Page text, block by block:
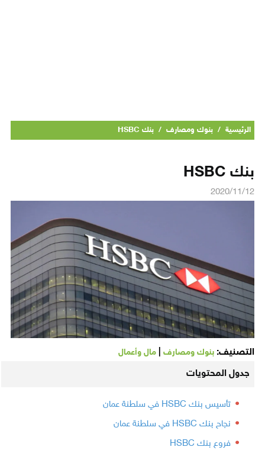
الرئيسية / بنوك ومصارف / بنك HSBC
بنك HSBC
2020/11/12
التصنيف: بنوك ومصارف| مال وأعمال
جدول المحتويات
تأسيس بنك HSBC في سلطنة عمان
نجاح بنك HSBC في سلطنة عمان
فروع بنك HSBC